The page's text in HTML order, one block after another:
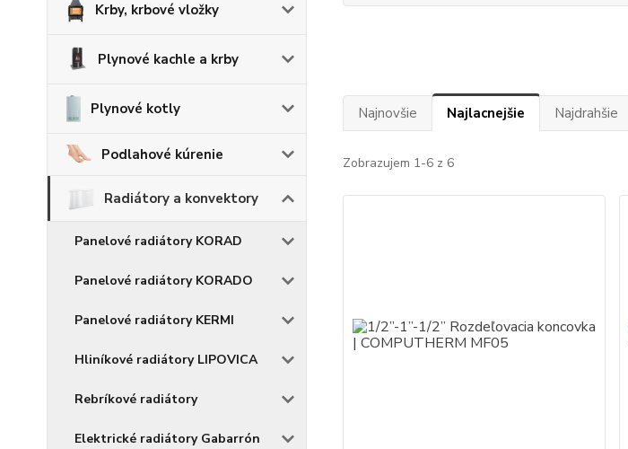
Krby, krbové vložky
Plynové kachle a krby
Plynové kotly
Podlahové kúrenie
Radiátory a konvektory
Panelové radiátory KORAD
Panelové radiátory KORADO
Panelové radiátory KERMI
Hliníkové radiátory LIPOVICA
Rebríkové radiátory
Elektrické radiátory Gabarrón
Najnovšie Najlacnejšie Najdrahšie
Zobrazujem 1-6 z 6